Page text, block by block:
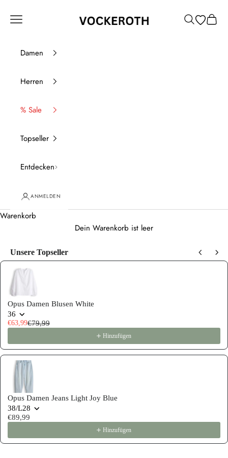
Vockeroth Onlineshop
Menü Suchen
Damen
Herren
% Sale
Topseller
Entdecken
ANMELDEN
Warenkorb
Dein Warenkorb ist leer
Unsere Topseller
Use the Previous and Next buttons to navigate through product
Opus Damen Blusen White
36
€63,99€79,99
Hinzufügen
Opus Damen Jeans Light Joy Blue
38/L28
€89,99
Hinzufügen